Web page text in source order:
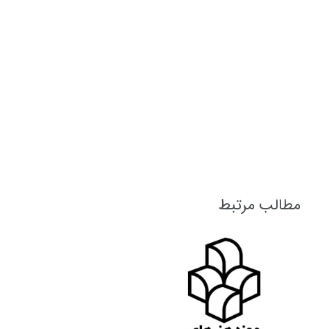
مرتبط